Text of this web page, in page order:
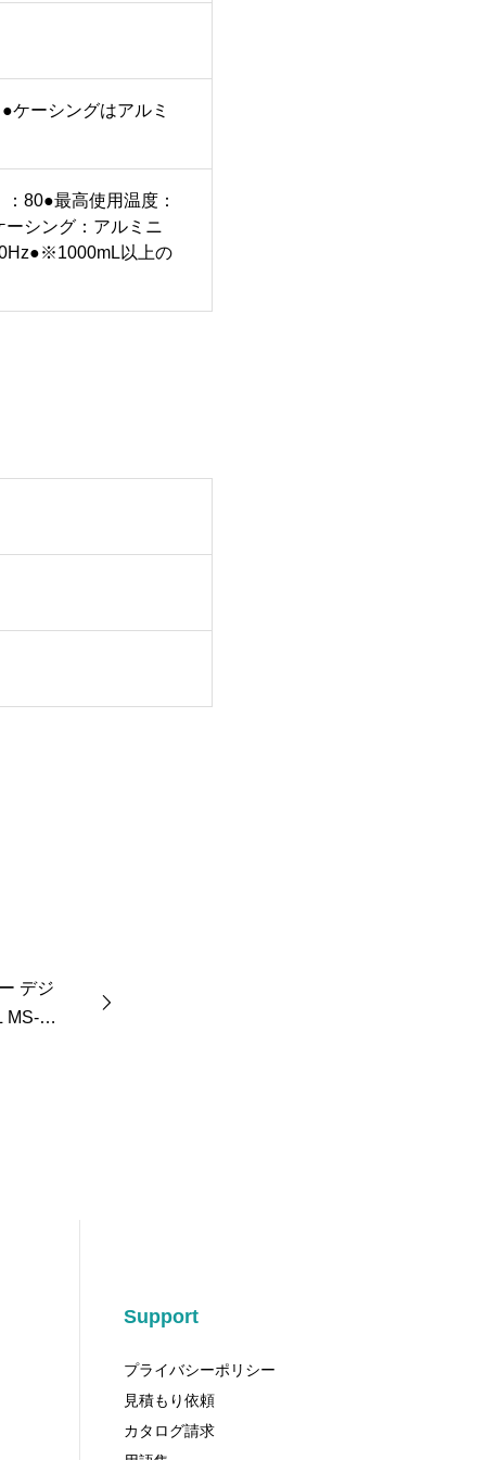
ケーシングはアルミ
80●最高使用温度：
シング：アルミニ
以上の
デジ
MS-D
Support
プライバシーポリシー
見積もり依頼
カタログ請求